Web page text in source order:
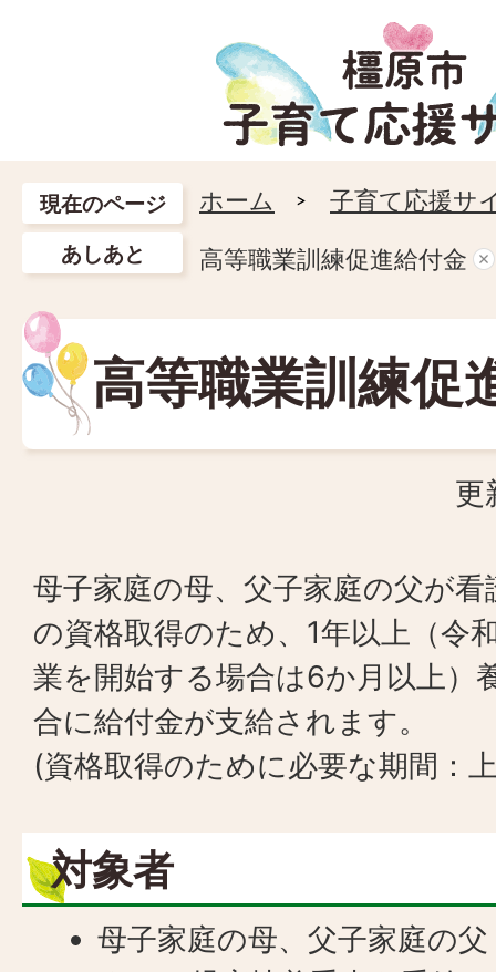
現在のページ ホーム 子育て応援サ
あしあと 高等職業訓練促進給付金
高等職業訓練促
更
母子家庭の母、父子家庭の父が
の資格取得のため、1年以上（令
業を開始する場合は6か月以上）
合に給付金が支給されます。
(資格取得のために必要な期間：
対象者
母子家庭の母、父子家庭の